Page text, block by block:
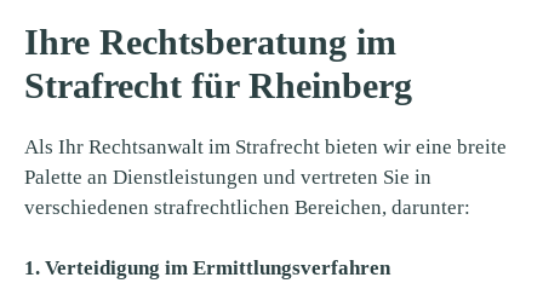
Ihre Rechtsberatung im
Strafrecht für Rheinberg
Als Ihr Rechtsanwalt im Strafrecht bieten wir eine breite
Palette an Dienstleistungen und vertreten Sie in
verschiedenen strafrechtlichen Bereichen, darunter:
1. Verteidigung im Ermittlungsverfahren